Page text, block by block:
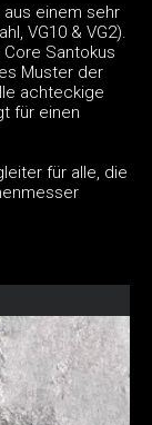
einem sehr
VG10 & VG2).
Santokus
Muster der
achteckige
für einen
für alle, die